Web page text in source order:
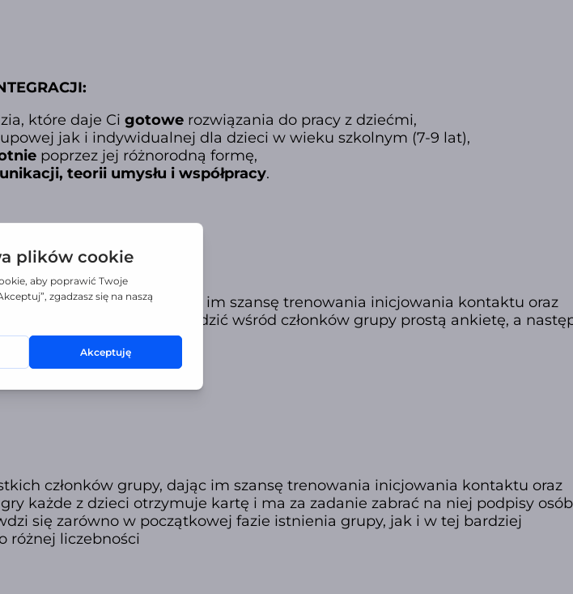
które daje Ci gotowerozwiązania do pracy z dziećmi,
jak i indywidualnej dla dzieci w wieku szkolnym (7-9 lat),
poprzez jej różnorodną formę,
teorii umysłu i współpracy.
POMOCY:
członków grupy, dając im szansę trenowania inicjowania kontaktu oraz
za zadanie przeprowadzić wśród członków grupy prostą ankietę, a
członków grupy, dając im szansę trenowania inicjowania kontaktu oraz
każde z dzieci otrzymuje kartę i ma za zadanie zabrać na niej podpisy
się zarówno w początkowej fazie istnienia grupy, jak i w tej bardziej
różnej liczebności